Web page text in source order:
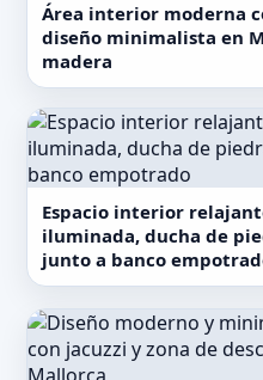
Área interior moderna
diseño minimalista en
madera
Espacio interior
iluminada, ducha de
junto a banco